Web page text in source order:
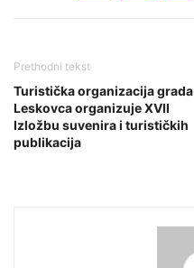
Prethodni tekst
Turistička organizacija grada
Leskovca organizuje XVII
Izložbu suvenira i turističkih
publikacija